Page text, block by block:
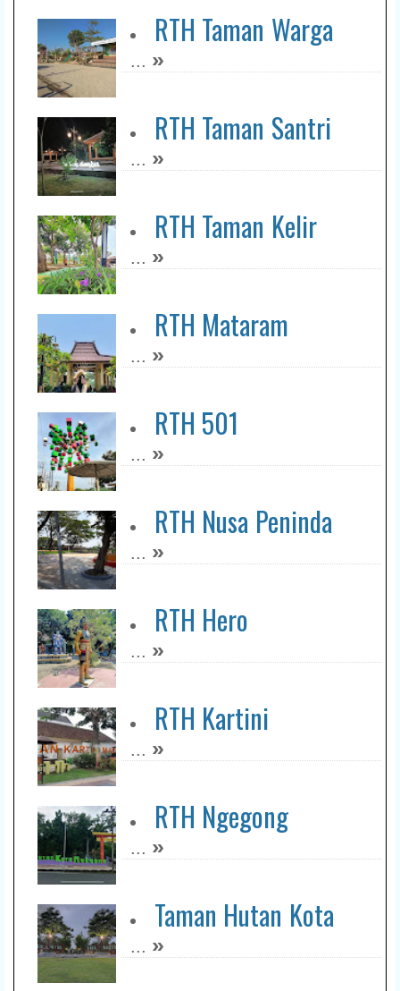
RTH Taman Warga
... »
RTH Taman Santri
... »
RTH Taman Kelir
... »
RTH Mataram
... »
RTH 501
... »
RTH Nusa Peninda
... »
RTH Hero
... »
RTH Kartini
... »
RTH Ngegong
... »
Taman Hutan Kota
... »